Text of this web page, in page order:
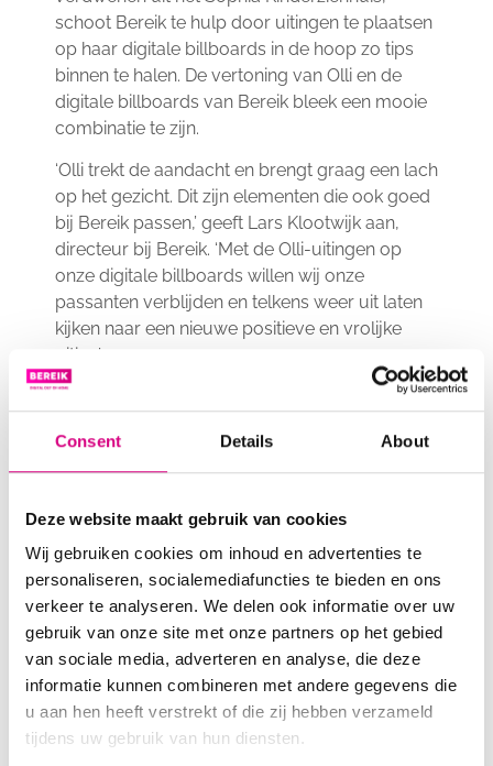
Consent Details About
Deze website maakt gebruik van cookies
Wij gebruiken cookies om inhoud en advertenties te
personaliseren, socialemediafuncties te bieden en ons
verkeer te analyseren. We delen ook informatie over uw
gebruik van onze site met onze partners op het gebied
van sociale media, adverteren en analyse, die deze
informatie kunnen combineren met andere gegevens die
u aan hen heeft verstrekt of die zij hebben verzameld
tijdens uw gebruik van hun diensten.
schoot Bereik te hulp door uitingen te plaatsen
op haar digitale billboards in de hoop zo tips
binnen te halen. De vertoning van Olli en de
digitale billboards van Bereik bleek een mooie
combinatie te zijn.
‘Olli trekt de aandacht en brengt graag een lach
op het gezicht. Dit zijn elementen die ook goed
bij Bereik passen,’ geeft Lars Klootwijk aan,
directeur bij Bereik. ‘Met de Olli-uitingen op
onze digitale billboards willen wij onze
passanten verblijden en telkens weer uit laten
kijken naar een nieuwe positieve en vrolijke
uiting’.
WEKELIJKS NIEUWE 'OLLI-